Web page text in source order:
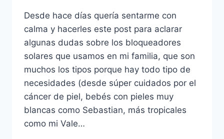
Desde hace días quería sentarme con
calma y hacerles este post para aclarar
algunas dudas sobre los bloqueadores
solares que usamos en mi familia, que son
muchos los tipos porque hay todo tipo de
necesidades (desde súper cuidados por el
cáncer de piel, bebés con pieles muy
blancas como Sebastian, más tropicales
como mi Vale…